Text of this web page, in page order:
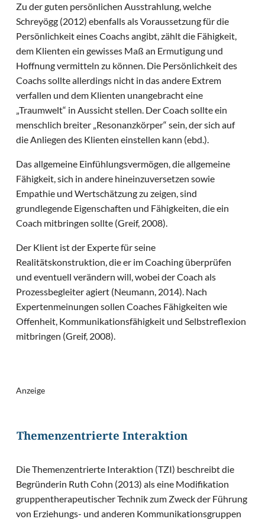
Zu der guten persönlichen Ausstrahlung, welche
Schreyögg (2012) ebenfalls als Voraussetzung für die
Persönlichkeit eines Coachs angibt, zählt die Fähigkeit,
dem Klienten ein gewisses Maß an Ermutigung und
Hoffnung vermitteln zu können. Die Persönlichkeit des
Coachs sollte allerdings nicht in das andere Extrem
verfallen und dem Klienten unangebracht eine
„Traumwelt“ in Aussicht stellen. Der Coach sollte ein
menschlich breiter „Resonanzkörper“ sein, der sich auf
die Anliegen des Klienten einstellen kann (ebd.).
Das allgemeine Einfühlungsvermögen, die allgemeine
Fähigkeit, sich in andere hineinzuversetzen sowie
Empathie und Wertschätzung zu zeigen, sind
grundlegende Eigenschaften und Fähigkeiten, die ein
Coach mitbringen sollte (Greif, 2008).
Der Klient ist der Experte für seine
Realitätskonstruktion, die er im Coaching überprüfen
und eventuell verändern will, wobei der Coach als
Prozessbegleiter agiert (Neumann, 2014). Nach
Expertenmeinungen sollen Coaches Fähigkeiten wie
Offenheit, Kommunikationsfähigkeit und Selbstreflexion
mitbringen (Greif, 2008).
Anzeige
Themenzentrierte Interaktion
Die Themenzentrierte Interaktion (TZI) beschreibt die
Begründerin Ruth Cohn (2013) als eine Modifikation
gruppentherapeutischer Technik zum Zweck der Führung
von Erziehungs- und anderen Kommunikationsgruppen